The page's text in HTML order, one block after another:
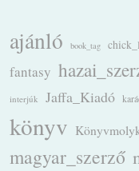
ajánló book_tag
fantasy
interjúk Jaffa_Kiadó
könyv
magyar_szerző